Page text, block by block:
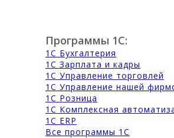
Программы 1С:
1С Бухгалтерия
1С Зарплата и кадры
1С Управление торговлей
1С Управление нашей
1С Розница
1С Комплексная
1С ERP
Все программы 1С